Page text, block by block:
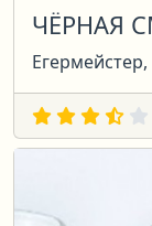
ЧЁРНАЯ